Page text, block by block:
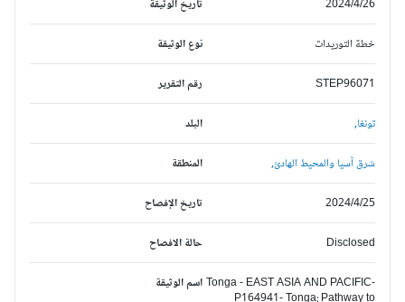
تاريخ الوثيقة 2024/4/26
نوع الوثيقة خطة التوريدات
رقم التقرير STEP96071
البلد تونغا,
المنطقة شرق آسيا والمحيط الهادئ,
تاريخ الإفصاح 2024/4/25
حالة الافصاح Disclosed
اسم الوثيقةTonga - EAST ASIA AND PACIFIC-